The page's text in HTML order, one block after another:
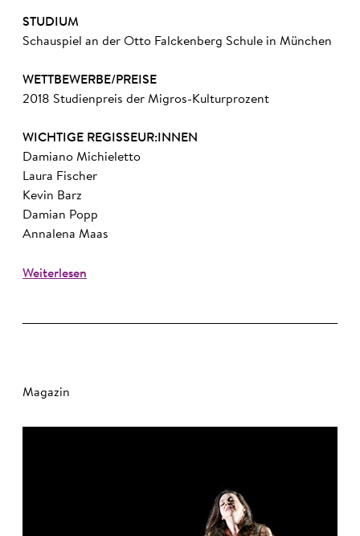
STUDIUM
Schauspiel an der Otto Falckenberg Schule in München
WETTBEWERBE/PREISE
2018 Studienpreis der Migros-Kulturprozent
WICHTIGE REGISSEUR:INNEN
Damiano Michieletto
Laura Fischer
Kevin Barz
Damian Popp
Annalena Maas
Weiterlesen
Magazin